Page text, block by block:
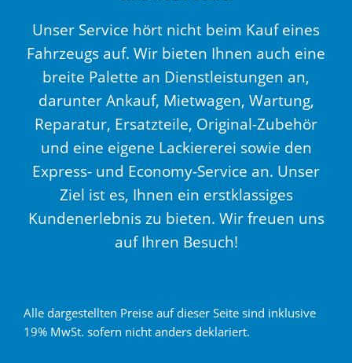
Unser Service hört nicht beim Kauf eines
Fahrzeugs auf. Wir bieten Ihnen auch eine
breite Palette an Dienstleistungen an,
darunter Ankauf, Mietwagen, Wartung,
Reparatur, Ersatzteile, Original-Zubehör
und eine eigene Lackiererei sowie den
Express- und Economy-Service an. Unser
Ziel ist es, Ihnen ein erstklassiges
Kundenerlebnis zu bieten. Wir freuen uns
auf Ihren Besuch!
Alle dargestellten Preise auf dieser Seite sind inklusive
19% MwSt. sofern nicht anders deklariert.